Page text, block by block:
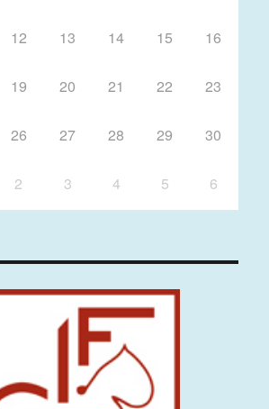
12 13 14 15 16
19 20 21 22 23
26 27 28 29 30
2 3 4 5 6